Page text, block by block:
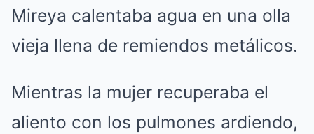
Mireya calentaba agua en una olla
vieja llena de remiendos metálicos.
Mientras la mujer recuperaba el
aliento con los pulmones ardiendo,